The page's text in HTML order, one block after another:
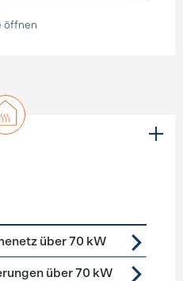
öffnen
über 70 kW
über 70 kW